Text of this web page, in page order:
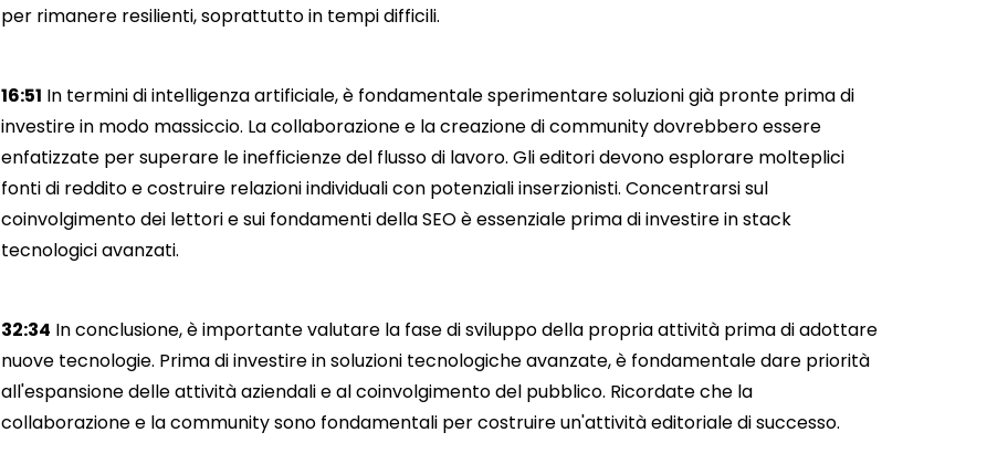
per rimanere resilienti, soprattutto in tempi difficili.
16:51 In termini di intelligenza artificiale, è fondamentale sperimentare soluzioni già pronte prima di
investire in modo massiccio. La collaborazione e la creazione di community dovrebbero essere
enfatizzate per superare le inefficienze del flusso di lavoro. Gli editori devono esplorare molteplici
fonti di reddito e costruire relazioni individuali con potenziali inserzionisti. Concentrarsi sul
coinvolgimento dei lettori e sui fondamenti della SEO è essenziale prima di investire in stack
tecnologici avanzati.
32:34 In conclusione, è importante valutare la fase di sviluppo della propria attività prima di adottare
nuove tecnologie. Prima di investire in soluzioni tecnologiche avanzate, è fondamentale dare priorità
all'espansione delle attività aziendali e al coinvolgimento del pubblico. Ricordate che la
collaborazione e la community sono fondamentali per costruire un'attività editoriale di successo.